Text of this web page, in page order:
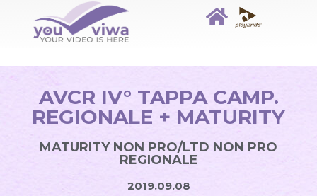
AVCR IV° TAPPA CAMP.
REGIONALE + MATURITY
MATURITY NON PRO/LTD NON PRO
REGIONALE
2019.09.08